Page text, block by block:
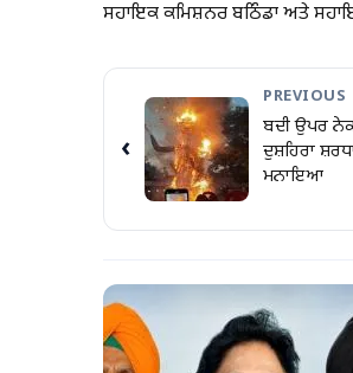
ਸਹਾਇਕ ਕਮਿਸ਼ਨਰ ਬਠਿੰਡਾ ਅਤੇ
‹
PREVIOUS
ਬਦੀ ਉਪਰ
ਦੁਸ਼ਹਿਰਾ
ਮਨਾਇਆ